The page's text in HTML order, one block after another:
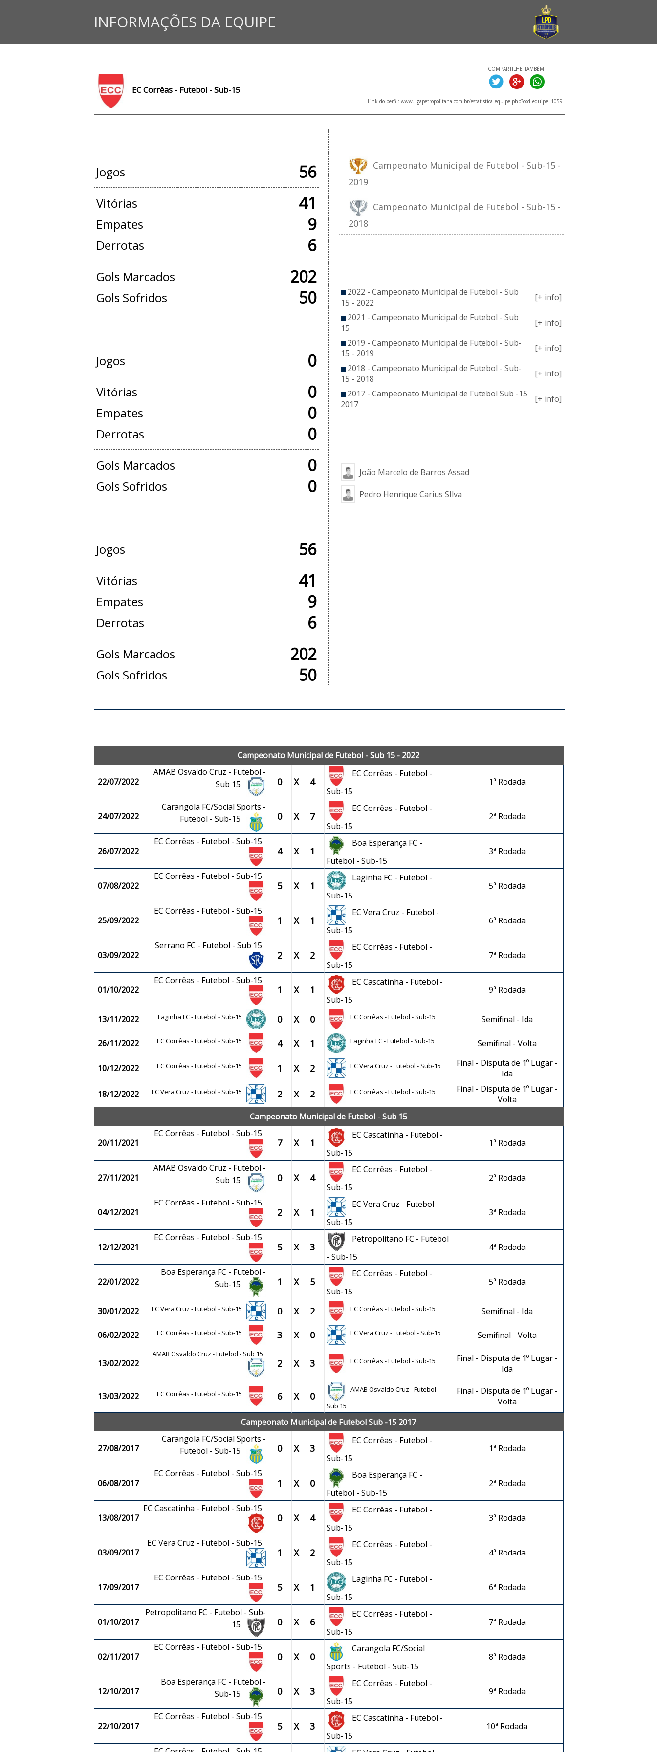
INFORMAÇÕES DA EQUIPE
EC Corrêas - Futebol - Sub-15
COMPARTILHE TAMBÉM!
Link do perfil: www.ligapetropolitana.com.br/estatistica_equipe.php?cod_equipe=1059
Jogos 56
Vitórias 41
Empates 9
Derrotas 6
Gols Marcados 202
Gols Sofridos 50
Jogos 0
Vitórias 0
Empates 0
Derrotas 0
Gols Marcados 0
Gols Sofridos 0
Jogos 56
Vitórias 41
Empates 9
Derrotas 6
Gols Marcados 202
Gols Sofridos 50
Campeonato Municipal de Futebol - Sub-15 -
2019
Campeonato Municipal de Futebol - Sub-15 -
2018
2022 - Campeonato Municipal de Futebol - Sub
15 - 2022
[+ info]
2021 - Campeonato Municipal de Futebol - Sub
15
[+ info]
2019 - Campeonato Municipal de Futebol - Sub-
15 - 2019
[+ info]
2018 - Campeonato Municipal de Futebol - Sub-
15 - 2018
[+ info]
2017 - Campeonato Municipal de Futebol Sub -15
2017
[+ info]
João Marcelo de Barros Assad
Pedro Henrique Carius SIlva
Campeonato Municipal de Futebol - Sub 15 - 2022
22/07/2022
AMAB Osvaldo Cruz - Futebol -
Sub 15
0 X 4
EC Corrêas - Futebol -
Sub-15
1ª Rodada
24/07/2022
Carangola FC/Social Sports -
Futebol - Sub-15
0 X 7
EC Corrêas - Futebol -
Sub-15
2ª Rodada
26/07/2022
EC Corrêas - Futebol - Sub-15
4 X 1
Boa Esperança FC -
Futebol - Sub-15
3ª Rodada
07/08/2022
EC Corrêas - Futebol - Sub-15
5 X 1
Laginha FC - Futebol -
Sub-15
5ª Rodada
25/09/2022
EC Corrêas - Futebol - Sub-15
1 X 1
EC Vera Cruz - Futebol -
Sub-15
6ª Rodada
03/09/2022
Serrano FC - Futebol - Sub 15
2 X 2
EC Corrêas - Futebol -
Sub-15
7ª Rodada
01/10/2022
EC Corrêas - Futebol - Sub-15
1 X 1
EC Cascatinha - Futebol -
Sub-15
9ª Rodada
13/11/2022 Laginha FC - Futebol - Sub-15 0 X 0 EC Corrêas - Futebol - Sub-15 Semifinal - Ida
26/11/2022 EC Corrêas - Futebol - Sub-15 4 X 1 Laginha FC - Futebol - Sub-15 Semifinal - Volta
10/12/2022 EC Corrêas - Futebol - Sub-15 1 X 2 EC Vera Cruz - Futebol - Sub-15
Final - Disputa de 1º Lugar -
Ida
18/12/2022
EC Vera Cruz - Futebol - Sub-15 2 X 2 EC Corrêas - Futebol - Sub-15
Final - Disputa de 1º Lugar -
Volta
Campeonato Municipal de Futebol - Sub 15
20/11/2021
EC Corrêas - Futebol - Sub-15
7 X 1
EC Cascatinha - Futebol -
Sub-15
1ª Rodada
27/11/2021
AMAB Osvaldo Cruz - Futebol -
Sub 15
0 X 4
EC Corrêas - Futebol -
Sub-15
2ª Rodada
04/12/2021
EC Corrêas - Futebol - Sub-15
2 X 1
EC Vera Cruz - Futebol -
Sub-15
3ª Rodada
12/12/2021
EC Corrêas - Futebol - Sub-15
5 X 3
Petropolitano FC - Futebol
- Sub-15
4ª Rodada
22/01/2022
Boa Esperança FC - Futebol -
Sub-15
1 X 5
EC Corrêas - Futebol -
Sub-15
5ª Rodada
30/01/2022 EC Vera Cruz - Futebol - Sub-15 0 X 2 EC Corrêas - Futebol - Sub-15 Semifinal - Ida
06/02/2022 EC Corrêas - Futebol - Sub-15 3 X 0 EC Vera Cruz - Futebol - Sub-15 Semifinal - Volta
13/02/2022
AMAB Osvaldo Cruz - Futebol - Sub 15
2 X 3 EC Corrêas - Futebol - Sub-15
Final - Disputa de 1º Lugar -
Ida
13/03/2022 EC Corrêas - Futebol - Sub-15 6 X 0
AMAB Osvaldo Cruz - Futebol -
Sub 15
Final - Disputa de 1º Lugar -
Volta
Campeonato Municipal de Futebol Sub -15 2017
27/08/2017
Carangola FC/Social Sports -
Futebol - Sub-15
0 X 3
EC Corrêas - Futebol -
Sub-15
1ª Rodada
06/08/2017
EC Corrêas - Futebol - Sub-15
1 X 0
Boa Esperança FC -
Futebol - Sub-15
2ª Rodada
13/08/2017
EC Cascatinha - Futebol - Sub-15
0 X 4
EC Corrêas - Futebol -
Sub-15
3ª Rodada
03/09/2017
EC Vera Cruz - Futebol - Sub-15
1 X 2
EC Corrêas - Futebol -
Sub-15
4ª Rodada
17/09/2017
EC Corrêas - Futebol - Sub-15
5 X 1
Laginha FC - Futebol -
Sub-15
6ª Rodada
01/10/2017
Petropolitano FC - Futebol - Sub-
15
0 X 6
EC Corrêas - Futebol -
Sub-15
7ª Rodada
02/11/2017
EC Corrêas - Futebol - Sub-15
0 X 0
Carangola FC/Social
Sports - Futebol - Sub-15
8ª Rodada
12/10/2017
Boa Esperança FC - Futebol -
Sub-15
0 X 3
EC Corrêas - Futebol -
Sub-15
9ª Rodada
22/10/2017
EC Corrêas - Futebol - Sub-15
5 X 3
EC Cascatinha - Futebol -
Sub-15
10ª Rodada